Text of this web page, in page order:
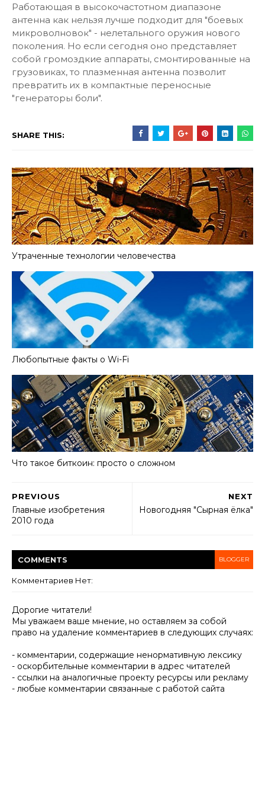
Работающая в высокочастотном диапазоне
антенна как нельзя лучше подходит для "боевых
микроволновок" - нелетального оружия нового
поколения. Но если сегодня оно представляет
собой громоздкие аппараты, смонтированные на
грузовиках, то плазменная антенна позволит
превратить их в компактные переносные
"генераторы боли".
SHARE THIS:
Утраченные технологии человечества
Любопытные факты о Wi-Fi
Что такое биткоин: просто о сложном
NEXT
Новогодняя "Сырная ёлка"
PREVIOUS
Главные изобретения
2010 года
COMMENTS BLOGGER
Комментариев Нет:
Дорогие читатели!
Мы уважаем ваше мнение, но оставляем за собой
право на удаление комментариев в следующих случаях:
- комментарии, содержащие ненормативную лексику
- оскорбительные комментарии в адрес читателей
- ссылки на аналогичные проекту ресурсы или рекламу
- любые комментарии связанные с работой сайта